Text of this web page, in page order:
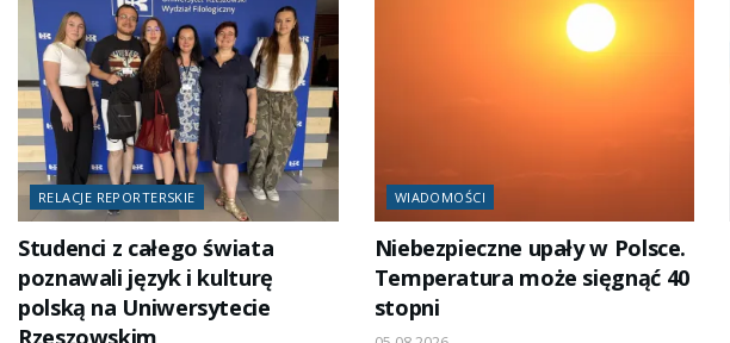
RELACJE REPORTERSKIE
Studenci z całego świata
poznawali język i kulturę
polską na Uniwersytecie
Rzeszowskim
WIADOMOŚCI
Niebezpieczne upały w Polsce.
Temperatura może sięgnąć 40
stopni